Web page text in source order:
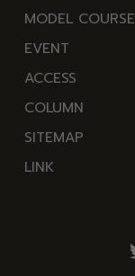
豆
西
伊
豆
南
伊
岬
温
泉
花
池・
滝・
MODEL COURSE
EVENT
ACCESS
COLUMN
SITEMAP
LINK